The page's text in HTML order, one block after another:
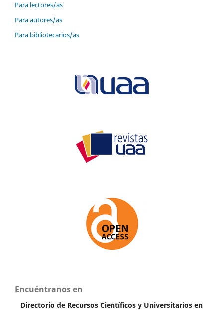
Para lectores/as
Para autores/as
Para bibliotecarios/as
Encuéntranos en
Directorio de Recursos Científicos y Universitarios en